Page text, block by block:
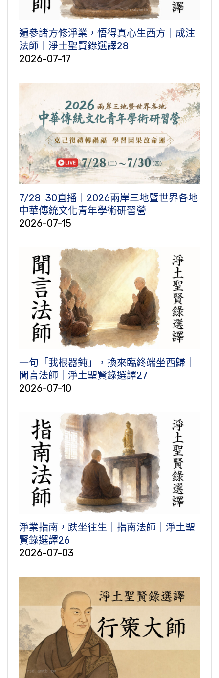
遍參諸方修淨業，悟得真心生西方｜成注
法師｜淨土聖賢錄選譯28
2026-07-17
7/28‒30直播｜2026兩岸三地暨世界各地
中華傳統文化青年學術研習營
2026-07-15
一句「我根器鈍」，換來臨終端坐西歸｜
聞言法師｜淨土聖賢錄選譯27
2026-07-10
淨業指南，趺坐往生｜指南法師｜淨土聖
賢錄選譯26
2026-07-03